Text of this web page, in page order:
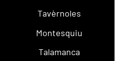
Tavèrnoles
Montesquiu
Talamanca